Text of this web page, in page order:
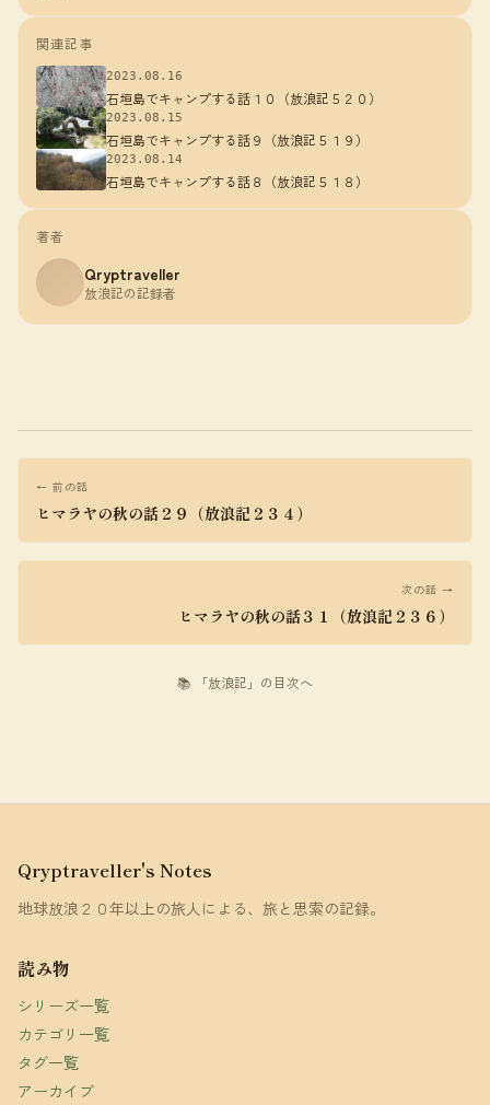
関連記事
2023.08.16
石垣島でキャンプする話１０（放浪記５２０）
2023.08.15
石垣島でキャンプする話９（放浪記５１９）
2023.08.14
石垣島でキャンプする話８（放浪記５１８）
著者
Qryptraveller
放浪記の記録者
← 前の話
ヒマラヤの秋の話２９（放浪記２３４）
次の話 →
ヒマラヤの秋の話３１（放浪記２３６）
📚 「放浪記」の目次へ
Qryptraveller's Notes
地球放浪２０年以上の旅人による、旅と思索の記録。
読み物
シリーズ一覧
カテゴリ一覧
タグ一覧
アーカイブ